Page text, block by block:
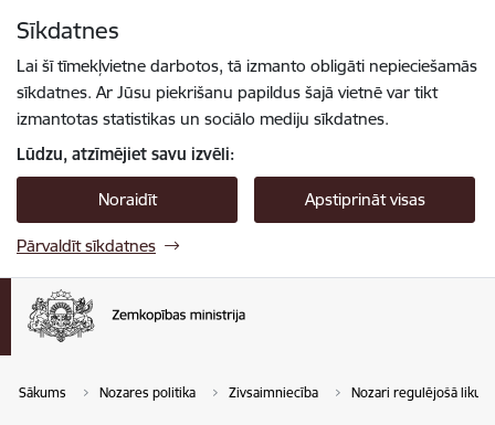
Sīkdatnes
Lai šī tīmekļvietne darbotos, tā izmanto obligāti nepieciešamās
sīkdatnes. Ar Jūsu piekrišanu papildus šajā vietnē var tikt
izmantotas statistikas un sociālo mediju sīkdatnes.
Lūdzu, atzīmējiet savu izvēli:
Noraidīt Apstiprināt visas
Pārvaldīt sīkdatnes
Sākums Nozares politika Zivsaimniecība Nozari regulējošā